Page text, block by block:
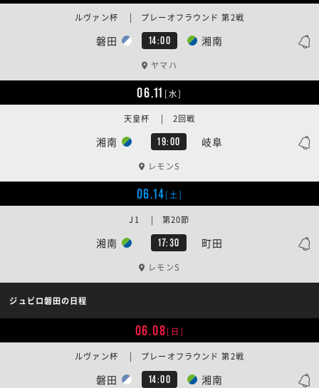
磐田 14:00 湘南
ルヴァン杯 | プレーオフラウンド 第2戦
ヤマハ
06.11 [水]
湘南 19:00 岐阜
天皇杯 | 2回戦
レモンS
06.14[土]
湘南 17:30 町田
J1 | 第20節
レモンS
ジュビロ磐田の日程
06.08[日]
磐田 14:00 湘南
ルヴァン杯 | プレーオフラウンド 第2戦